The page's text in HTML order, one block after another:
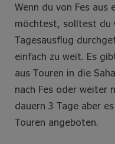
Wenn du von Fes aus
möchtest, solltest du
Tagesausflug
einfach zu weit. Es
aus Touren in die
nach Fes oder weiter
dauern 3 Tage aber
Touren angeboten.